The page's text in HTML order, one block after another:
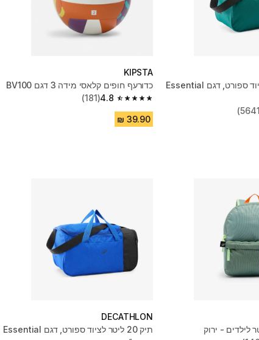
תיק 20 ליטר לציוד ספורט, דגם Essential
KIPSTA
כדורעף חופים קלאסי מידה 3 דגם BV100
4.8
4.8 out of 5 stars from 181 reviews
(181)
DECATHLON
תיק 20 ליטר לציוד ספורט, דגם Essential